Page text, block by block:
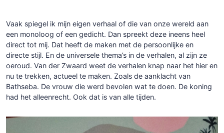
Vaak spiegel ik mijn eigen verhaal of die van onze wereld aan
een monoloog of een gedicht. Dan spreekt deze ineens heel
direct tot mij. Dat heeft de maken met de persoonlijke en
directe stijl. En de universele thema’s in de verhalen, al zijn ze
oeroud. Van der Zwaard weet de verhalen knap naar het hier en
nu te trekken, actueel te maken. Zoals de aanklacht van
Bathseba. De vrouw die werd bevolen wat te doen. De koning
had het alleenrecht. Ook dat is van alle tijden.